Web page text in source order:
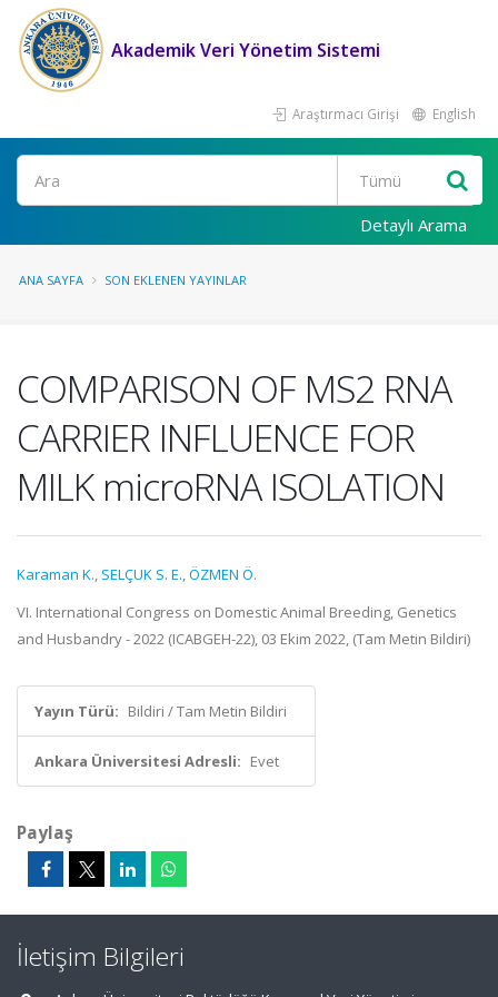
Akademik Veri Yönetim Sistemi
Araştırmacı Girişi English
Ara
Detaylı Arama
ANA SAYFA SON EKLENEN YAYINLAR
COMPARISON OF MS2 RNA
CARRIER INFLUENCE FOR
MILK microRNA ISOLATION
Karaman K., SELÇUK S. E.,ÖZMEN Ö.
VI. International Congress on Domestic Animal Breeding, Genetics
and Husbandry - 2022 (ICABGEH-22), 03 Ekim 2022, (Tam Metin Bildiri)
Yayın Türü: Bildiri / Tam Metin Bildiri
Ankara Üniversitesi Adresli: Evet
Paylaş
İletişim Bilgileri